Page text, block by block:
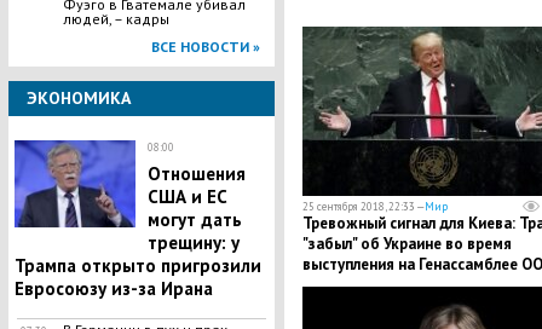
Фуэго в Гватемале убивал
людей, – кадры
ВСЕ НОВОСТИ »
ЭКОНОМИКА
08:00
Отношения
США и ЕС
могут дать
трещину: у
Трампа открыто пригрозили
Евросоюзу из-за Ирана
25 сентября 2018, 22:33 —Мир
Тревожный сигнал для Киева:
"забыл" об Украине во время
выступления на Генассамблее